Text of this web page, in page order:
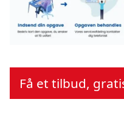
Få et tilbud,